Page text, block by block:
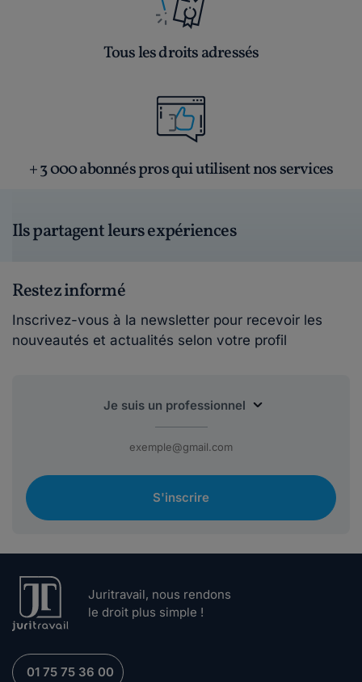
Tous les droits adressés
+ 3 000 abonnés pros qui utilisent nos services
Ils partagent leurs expériences
Restez informé
Inscrivez-vous à la newsletter pour recevoir les
nouveautés et actualités selon votre profil
S'inscrire
Juritravail, nous rendons
le droit plus simple !
01 75 75 36 00